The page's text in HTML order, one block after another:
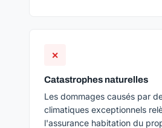
✕
Catastrophes naturelles
Les dommages causés par
climatiques exceptionnels
l'assurance habitation du